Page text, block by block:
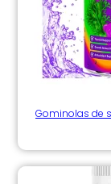
Gominolas de